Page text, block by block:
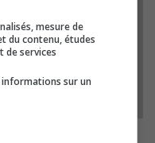
mesure de
du contenu, études
de services
sur un